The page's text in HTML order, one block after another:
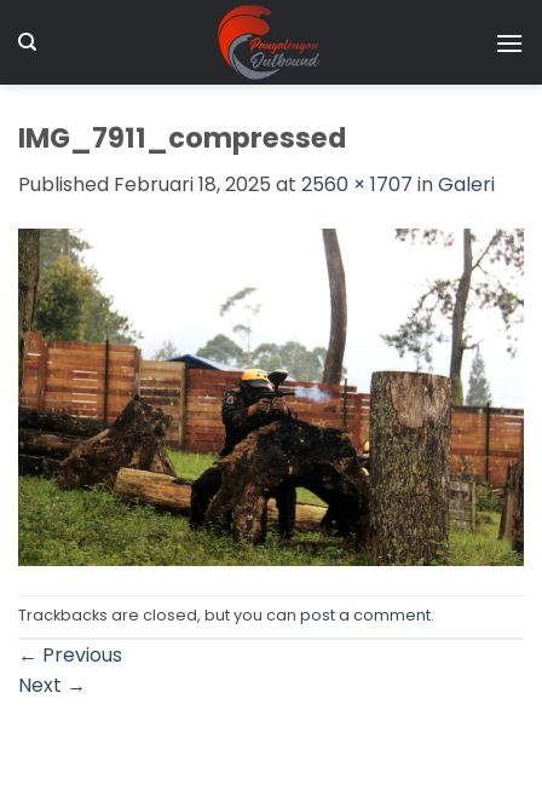
to
IMG_7911_compressed
Published Februari 18, 2025 at 2560 × 1707 inGaleri
Trackbacks are closed, but you can post a comment.
← Previous
Next →